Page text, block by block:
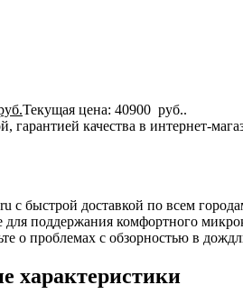
Текущая цена: 40900 руб..
качества в интернет-
быстрой доставкой по всем
поддержания комфортного
о проблемах с обзорностью в
характеристики